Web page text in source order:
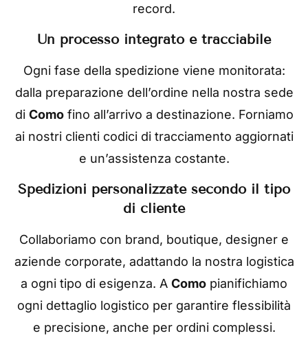
record.
Un processo integrato e tracciabile
Ogni fase della spedizione viene monitorata:
dalla preparazione dell’ordine nella nostra sede
di Comofino all’arrivo a destinazione. Forniamo
ai nostri clienti codici di tracciamento aggiornati
e un’assistenza costante.
Spedizioni personalizzate secondo il tipo
di cliente
Collaboriamo con brand, boutique, designer e
aziende corporate, adattando la nostra logistica
a ogni tipo di esigenza. A Como pianifichiamo
ogni dettaglio logistico per garantire flessibilità
e precisione, anche per ordini complessi.